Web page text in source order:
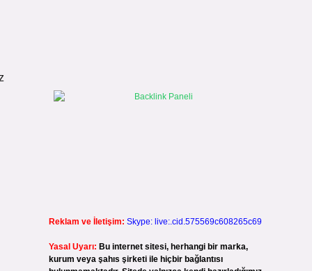
Reklam ve İletişim: Skype: live:.cid.575569c608265c69
Yasal Uyarı: Bu internet sitesi, herhangi bir marka,
kurum veya şahıs şirketi ile hiçbir bağlantısı